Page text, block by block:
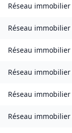
Réseau immobilier
Réseau immobilier
Réseau immobilier
Réseau immobilier
Réseau immobilier
Réseau immobilier